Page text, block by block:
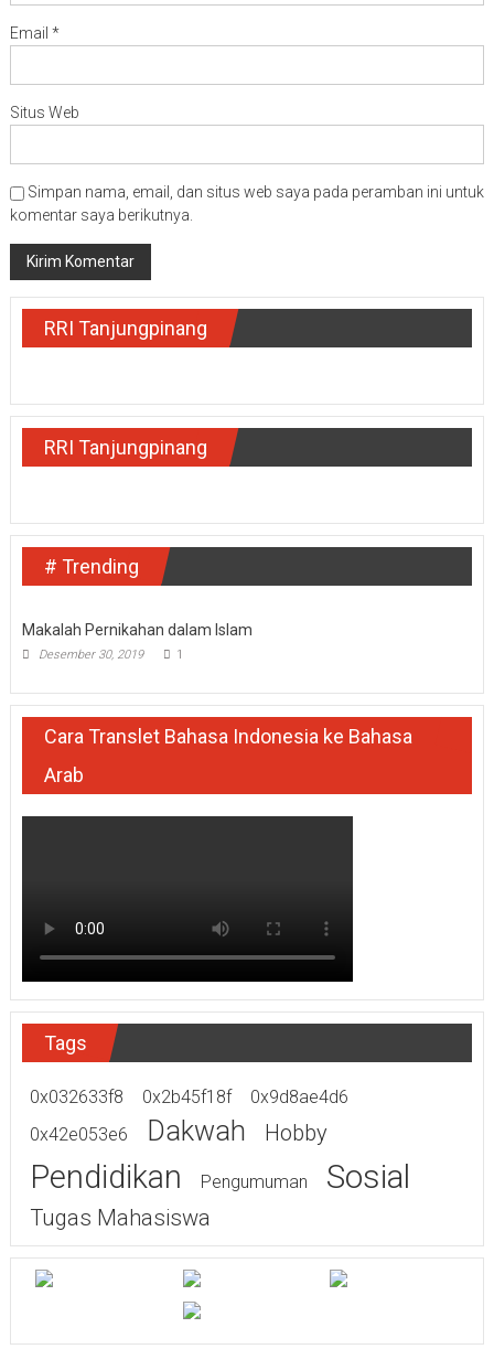
Email *
Situs Web
Simpan nama, email, dan situs web saya pada peramban ini untuk
komentar saya berikutnya.
RRI Tanjungpinang
RRI Tanjungpinang
# Trending
Makalah Pernikahan dalam Islam
Desember 30, 2019 1
Cara Translet Bahasa Indonesia ke Bahasa
Arab
Tags
0x032633f8 0x2b45f18f
0x9d8ae4d6
0x42e053e6
Dakwah Hobby
Pendidikan Pengumuman Sosial
Tugas Mahasiswa